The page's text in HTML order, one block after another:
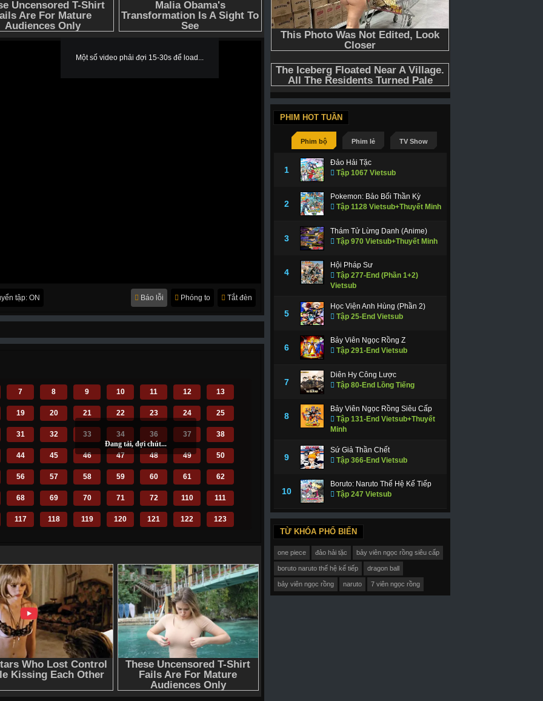
Một số video phải đợi 15-30s để load...
tập: ON Tắt đèn
Phóng to
Báo lỗi
7 8 9 10 11 12 13
19 20 21 22 23 24 25
31 32 33 34 36 37 38
44 45 46 47 48 49 50
56 57 58 59 60 61 62
68 69 70 71 72 110 111
117 118 119 120 121 122 123
153 155 156 157 158 159
165 166 167 168 169 170 171
177 178 179 180 181 182 183
189 191 193 194 195
201 202 203 207 208 209
216 217 218 219 220 221 222
PHIM HOT TUẦN
Phim bộ Phim lẻ TV Show
1
Đảo Hải Tặc
Tập 1067 Vietsub
2
Pokemon: Bảo Bối Thần Kỳ
Tập 1128 Vietsub+Thuyết Minh
3
Thám Tử Lừng Danh (Anime)
Tập 970 Vietsub+Thuyết Minh
4
Hội Pháp Sư
Tập 277-End (Phần 1+2)
Vietsub
5
Học Viện Anh Hùng (Phần 2)
Tập 25-End Vietsub
6
Bảy Viên Ngọc Rồng Z
Tập 291-End Vietsub
7
Diên Hy Công Lược
Tập 80-End Lồng Tiếng
8
Bảy Viên Ngọc Rồng Siêu Cấp
Tập 131-End Vietsub+Thuyết
Minh
9
Sứ Giả Thần Chết
Tập 366-End Vietsub
10
Boruto: Naruto Thế Hệ Kế Tiếp
Tập 247 Vietsub
TỪ KHÓA PHỔ BIẾN
one piece đảo hải tặc bảy viên ngọc rồng siêu cấp
boruto naruto thế hệ kế tiếp dragon ball
bảy viên ngọc rồng naruto 7 viên ngọc rồng